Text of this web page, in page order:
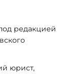
редакцией
юрист,